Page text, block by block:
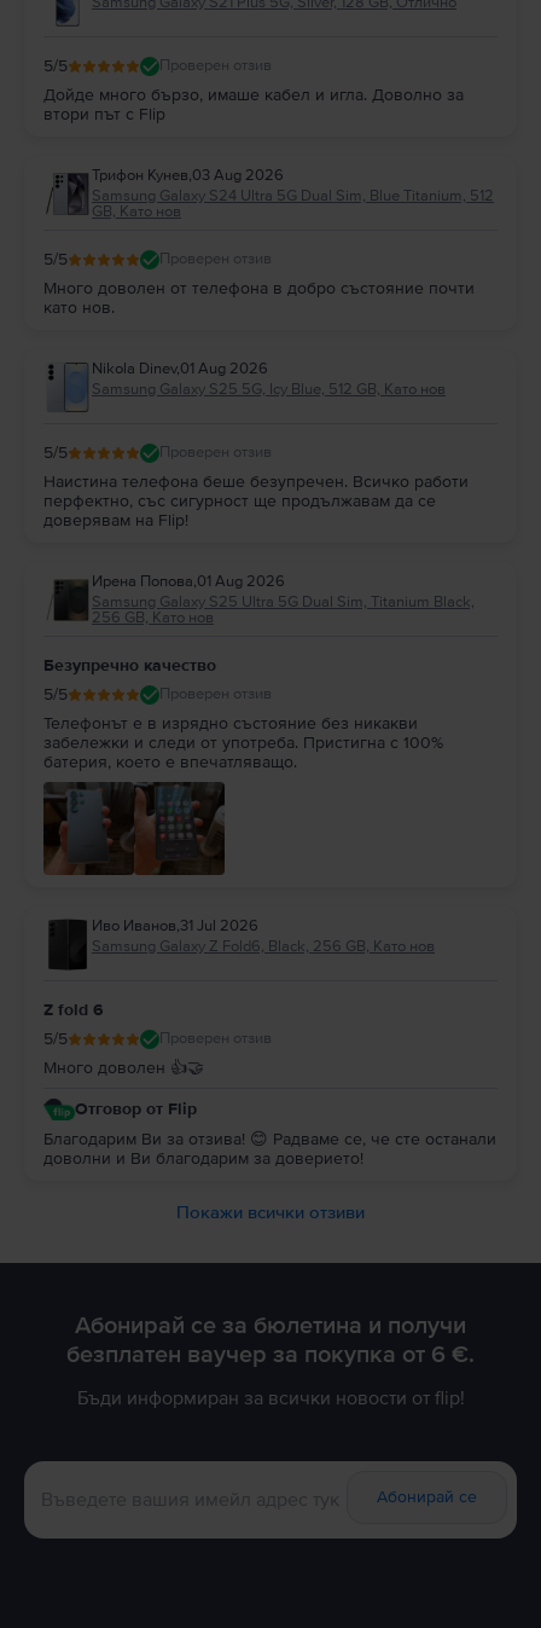
5/5 Проверен отзив
Дойде много бързо, имаше кабел и игла. Доволно за
втори път с Flip
Трифон Кунев,03 Aug 2026
Samsung Galaxy S24 Ultra 5G Dual Sim, Blue Titanium, 512
GB, Като нов
5/5 Проверен отзив
Много доволен от телефона в добро състояние почти
като нов.
Nikola Dinev,01 Aug 2026
Samsung Galaxy S25 5G, Icy Blue, 512 GB, Като нов
5/5 Проверен отзив
Наистина телефона беше безупречен. Всичко работи
перфектно, със сигурност ще продължавам да се
доверявам на Flip!
Ирена Попова,01 Aug 2026
Samsung Galaxy S25 Ultra 5G Dual Sim, Titanium Black,
256 GB, Като нов
Безупречно качество
5/5 Проверен отзив
Телефонът е в изрядно състояние без никакви
забележки и следи от употреба. Пристигна с 100%
батерия, което е впечатляващо.
Иво Иванов,31 Jul 2026
Samsung Galaxy Z Fold6, Black, 256 GB, Като нов
Z fold 6
5/5 Проверен отзив
Много доволен 👍🤝
Отговор от Flip
Благодарим Ви за отзива! 😊 Радваме се, че сте останали
доволни и Ви благодарим за доверието!
Покажи всички отзиви
Абонирай се за бюлетина и получи
безплатен ваучер за покупка от 6 €.
Бъди информиран за всички новости от flip!
Абонирай се